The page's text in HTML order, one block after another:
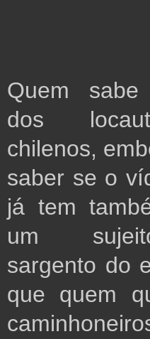
Quem
dos
chilenos,
saber se o
já tem
um
sargento do
que quem